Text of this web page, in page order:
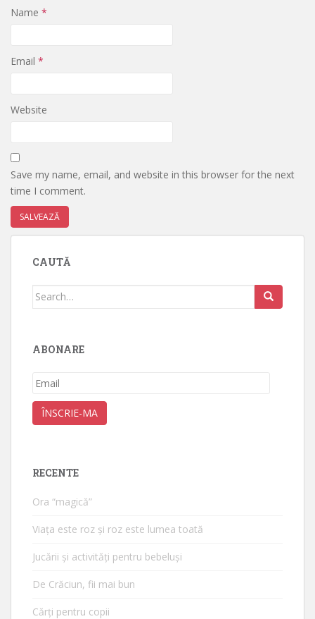
Name *
Email *
Website
Save my name, email, and website in this browser for the next
time I comment.
CAUTĂ
Search
ABONARE
Email
ÎNSCRIE-MA
RECENTE
Ora “magică”
Viața este roz și roz este lumea toată
Jucării și activități pentru bebeluși
De Crăciun, fii mai bun
Cărți pentru copii